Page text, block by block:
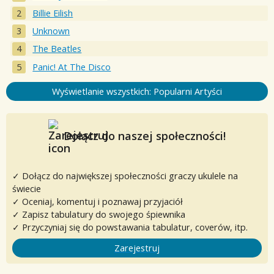
Billie Eilish
Unknown
The Beatles
Panic! At The Disco
Wyświetlanie wszystkich: Popularni Artyści
Dołącz do naszej społeczności!
✓ Dołącz do największej społeczności graczy ukulele na
świecie
✓ Oceniaj, komentuj i poznawaj przyjaciół
✓ Zapisz tabulatury do swojego śpiewnika
✓ Przyczyniaj się do powstawania tabulatur, coverów, itp.
Zarejestruj